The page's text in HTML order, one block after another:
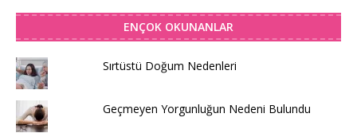
ENÇOK OKUNANLAR
Sırtüstü Doğum Nedenleri
Geçmeyen Yorgunluğun Nedeni Bulundu